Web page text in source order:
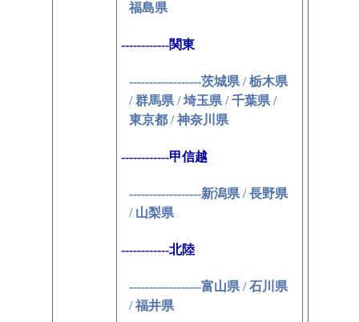
福島県
------------関東
------------------茨城県 /栃木県
/群馬県 /埼玉県 /千葉県 /
東京都 /神奈川県
------------甲信越
------------------新潟県 /長野県
/ 山梨県
------------北陸
------------------富山県 /石川県
/福井県